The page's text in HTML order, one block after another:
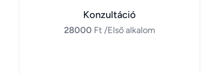
Konzultáció
28000 Ft /Első alkalom